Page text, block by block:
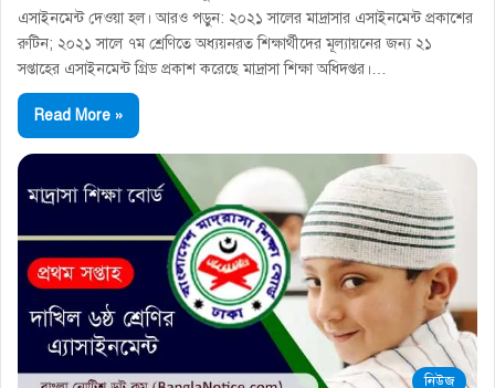
এসাইনমেন্ট দেওয়া হল। আরও পড়ুন: ২০২১ সালের মাদ্রাসার এসাইনমেন্ট প্রকাশের
রুটিন; ২০২১ সালে ৭ম শ্রেণিতে অধ্যয়নরত শিক্ষার্থীদের মূল্যায়নের জন্য ২১
সপ্তাহের এসাইনমেন্ট গ্রিড প্রকাশ করেছে মাদ্রাসা শিক্ষা অধিদপ্তর।…
Read More »
নিউজ